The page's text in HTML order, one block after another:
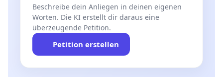
Beschreibe dein Anliegen in deinen eigenen
Worten. Die KI erstellt dir daraus eine
überzeugende Petition.
Petition erstellen